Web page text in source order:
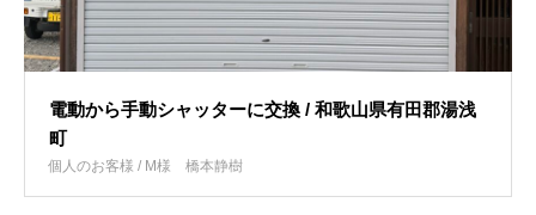
電動から手動シャッターに交換 / 和歌山県有田郡湯浅
町
個人のお客様 / M様 橋本静樹